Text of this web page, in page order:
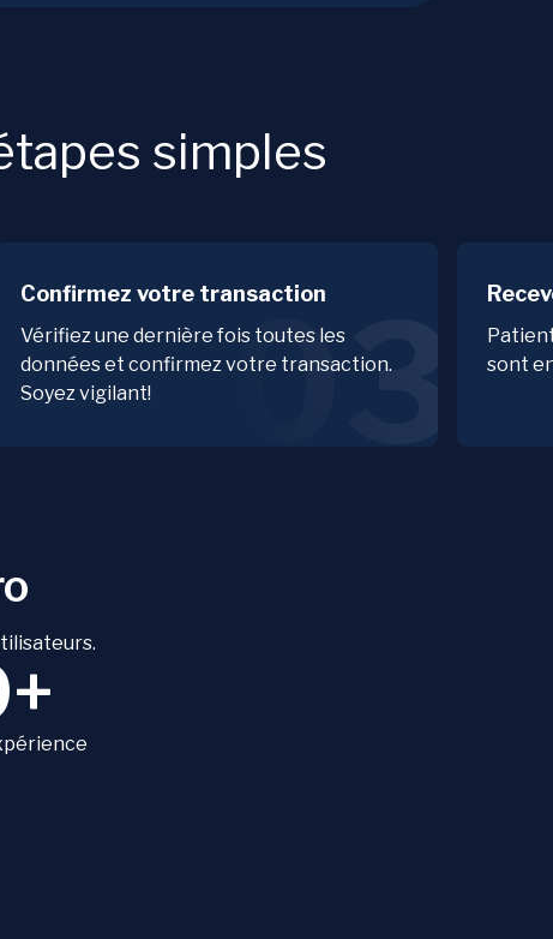
simples
Confirmez votre transaction
Vérifiez une dernière fois toutes les
données et confirmez votre transaction.
Soyez vigilant!
03
sont